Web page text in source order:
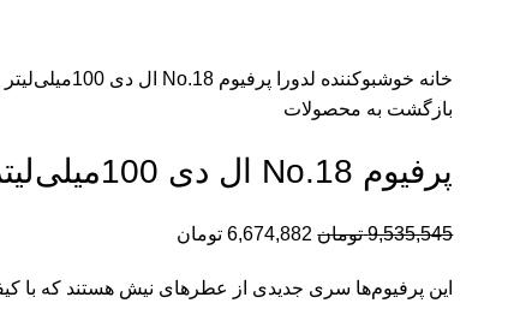
خانه خوشبوکننده لدورا پرفیوم No.18 ال دی 100میلی‌لیتر
بازگشت به محصولات
پرفیوم No.18 ال دی 100میلی‌لیتر
9,535,545 تومان 6,674,882 تومان
این پرفیوم‌ها سری جدیدی از عطرهای نیش هستند که با